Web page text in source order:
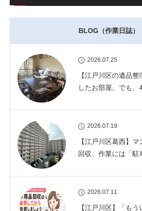
BLOG（作業日誌）
2026.07.25
【江戸川区の遺品
したお部屋。でも、
2026.07.19
【江戸川区葛西】
回収、作業には「駐
2026.07.11
【江戸川区】「も